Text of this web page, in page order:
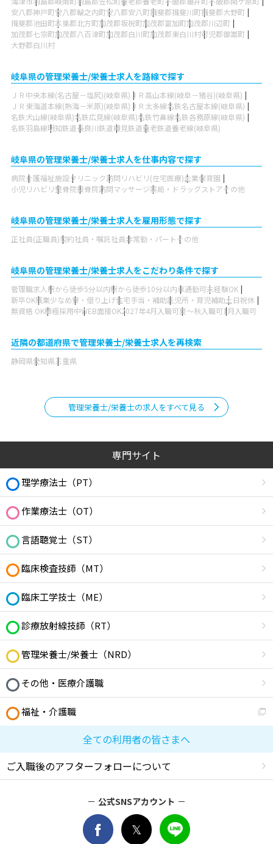
安八郡神戸町安八郡輪之内町安八郡安八町揖斐郡揖斐川町揖斐郡大野町
揖斐郡池田町本巣郡北方町加茂郡坂祝町加茂郡富加町加茂郡川辺町
加茂郡七宗町加茂郡八百津町加茂郡白川町加茂郡東白川村可児郡御嵩町
大野郡白川村
岐阜県の管理栄養士/栄養士求人を路線で探す
ＪＲ中央本線(名古屋－塩尻)(岐阜県) ＪＲ高山本線(岐阜－猪谷)(岐阜県)
ＪＲ東海道本線(熱海－米原)(岐阜県) ＪＲ太多線名鉄名古屋本線(岐阜県)
名鉄犬山線(岐阜県)名鉄広見線(岐阜県)名鉄竹鼻線名鉄各務原線(岐阜県)
名鉄羽島線明知鉄道長良川鉄道樽見鉄道養老鉄道養老線(岐阜県)
岐阜県の管理栄養士/栄養士求人を仕事内容で探す
病院介護福祉施設クリニック訪問リハビリ(在宅医療)企業保育園
小児リハビリ整骨院接骨院訪問マッサージ薬局・ドラッグストアその他
岐阜県の管理栄養士/栄養士求人を雇用形態で探す
正社員(正職員)契約社員・嘱託社員非常勤・パートその他
岐阜県の管理栄養士/栄養士求人をこだわり条件で探す
管理職求人 駅から徒歩5分以内駅から徒歩10分以内車通勤可未経験OK
新卒OK残業少なめ寮・借り上げ住宅手当・補助託児所・育児補助土日祝休
無資格 OK積極採用中WEB面接OK2027年4月入職可夏～秋入職可1月入職可
近隣の都道府県で管理栄養士/栄養士求人を再検索
静岡県愛知県三重県
管理栄養士/栄養士の求人をすべて見る
専門サイト
理学療法士（PT）
作業療法士（OT）
言語聴覚士（ST）
臨床検査技師（MT）
臨床工学技士（ME）
診療放射線技師（RT）
管理栄養士/栄養士（NRD）
その他・医療介護職
福祉・介護職
全ての利用者の皆さまへ
ご入職後のアフターフォローについて
公式SNSアカウント